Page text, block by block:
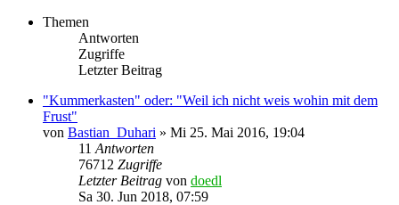
Themen
Antworten
Zugriffe
Letzter Beitrag
"Kummerkasten" oder: "Weil ich nicht weis wohin mit dem
Frust"
von Bastian_Duhari » Mi 25. Mai 2016, 19:04
11 Antworten
76712 Zugriffe
Letzter Beitrag von doedl
Sa 30. Jun 2018, 07:59